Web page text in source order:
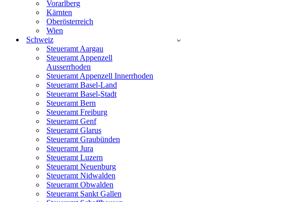
Vorarlberg
Kärnten
Oberösterreich
Wien
Schweiz
Steueramt Aargau
Steueramt Appenzell
Ausserrhoden
Steueramt Appenzell Innerrhoden
Steueramt Basel-Land
Steueramt Basel-Stadt
Steueramt Bern
Steueramt Freiburg
Steueramt Genf
Steueramt Glarus
Steueramt Graubünden
Steueramt Jura
Steueramt Luzern
Steueramt Neuenburg
Steueramt Nidwalden
Steueramt Obwalden
Steueramt Sankt Gallen